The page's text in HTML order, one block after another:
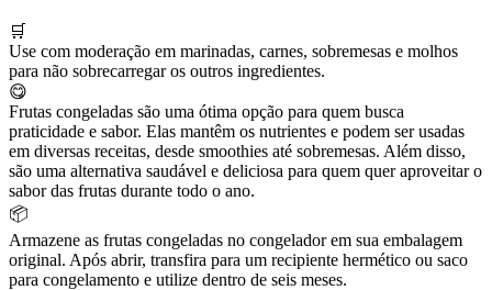
🛒
Use com moderação em marinadas, carnes, sobremesas e molhos
para não sobrecarregar os outros ingredientes.
😋
Frutas congeladas são uma ótima opção para quem busca
praticidade e sabor. Elas mantêm os nutrientes e podem ser usadas
em diversas receitas, desde smoothies até sobremesas. Além disso,
são uma alternativa saudável e deliciosa para quem quer aproveitar o
sabor das frutas durante todo o ano.
📦
Armazene as frutas congeladas no congelador em sua embalagem
original. Após abrir, transfira para um recipiente hermético ou saco
para congelamento e utilize dentro de seis meses.